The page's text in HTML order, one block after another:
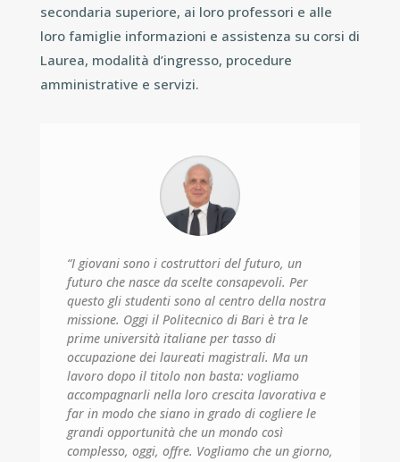
secondaria superiore, ai loro professori e alle
loro famiglie informazioni e assistenza su corsi di
Laurea, modalità d’ingresso, procedure
amministrative e servizi.
“I giovani sono i costruttori del futuro, un
futuro che nasce da scelte consapevoli. Per
questo gli studenti sono al centro della nostra
missione. Oggi il Politecnico di Bari è tra le
prime università italiane per tasso di
occupazione dei laureati magistrali. Ma un
lavoro dopo il titolo non basta: vogliamo
accompagnarli nella loro crescita lavorativa e
far in modo che siano in grado di cogliere le
grandi opportunità che un mondo così
complesso, oggi, offre. Vogliamo che un giorno,